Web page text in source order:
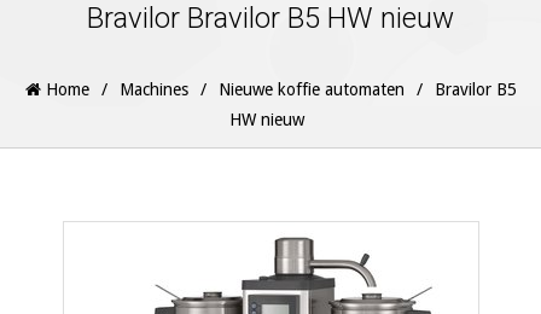
Bravilor Bravilor B5 HW nieuw
Home / Machines / Nieuwe koffie automaten /
Bravilor B5
HW nieuw